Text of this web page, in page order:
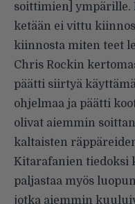
soittimien] ympärille.
ketään ei vittu
kiinnosta miten teet
Chris Rockin
päätti siirtyä
ohjelmaa ja päätti
olivat aiemmin
kaltaisten
Kitarafanien tiedoksi
paljastaa myös
jotka aiemmin